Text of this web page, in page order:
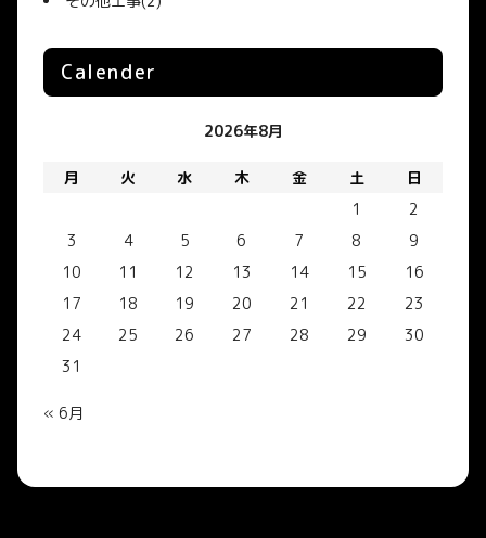
Calender
2026年8月
月 火 水 木 金 土
日
1
2
3
4 5 6 7 8
9
10
11 12 13 14 15
16
17
18 19 20 21 22
23
24
25 26 27 28 29
30
31
« 6月